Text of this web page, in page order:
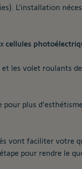
L'installation
cellules
les volet roulants
plus
vont faciliter votre
pour rendre le